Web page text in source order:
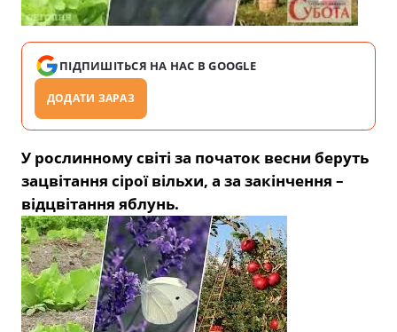
ПІДПИШІТЬСЯ НА НАС В GOOGLE
ДОДАТИ ЗАРАЗ
У рослинному світі за початок весни беруть
зацвітання сірої вільхи, а за закінчення –
відцвітання яблунь.